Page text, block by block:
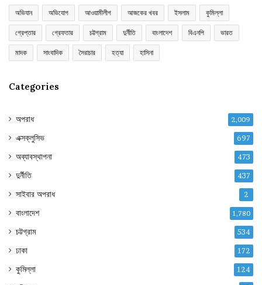
অভিযান অভিযোগ আওয়ামীলীগ আজকের খবর ইসলাম কুমিল্লা
গ্রেপ্তার গ্রেফতার চট্টগ্রাম দুর্নীতি বাংলাদেশ বিএনপি ভারত
মাদক সাংবাদিক সৈরাচার হত্যা হাসিনা
Categories
অপরাধ 2,009
এক্সক্লুসিভ 697
অব্যাবস্থাপনা 473
দুর্নীতি 437
সাইবার অপরাধ 2
বাংলাদেশ 1,780
চট্টগ্রাম 534
ঢাকা 172
কুমিল্লা 124